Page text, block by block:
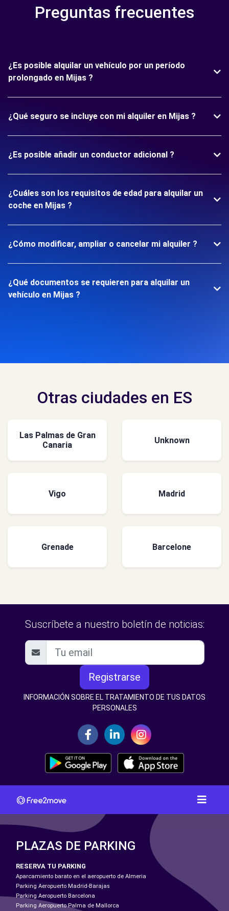
Preguntas frecuentes
¿Es posible alquilar un vehículo por un período
prolongado en Mijas ?
¿Qué seguro se incluye con mi alquiler en Mijas ?
¿Es posible añadir un conductor adicional ?
¿Cuáles son los requisitos de edad para alquilar un
coche en Mijas ?
¿Cómo modificar, ampliar o cancelar mi alquiler ?
¿Qué documentos se requieren para alquilar un
vehículo en Mijas ?
Otras ciudades en ES
Las Palmas de Gran
Canaria
Unknown
Vigo Madrid
Grenade Barcelone
Suscríbete a nuestro boletín de noticias:
Registrarse
INFORMACIÓN SOBRE EL TRATAMIENTO DE TUS DATOS
PERSONALES
PLAZAS DE PARKING
RESERVA TU PARKING
Aparcamiento barato en el aeropuerto de Almeria
Parking Aeropuerto Madrid-Barajas
Parking Aeropuerto Barcelona
Parking Aeropuerto Palma de Mallorca